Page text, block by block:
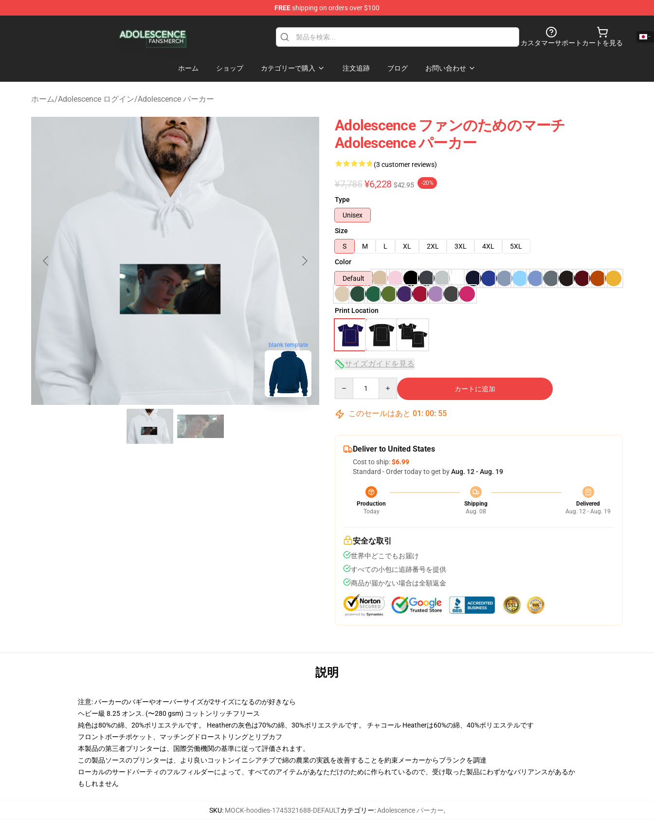
FREEshipping on orders over $100
カスタマーサポート カートを見る
ホーム ショップ カテゴリーで購入 注文追跡 ブログ お問い合わせ
ホーム/Adolescence ログイン/Adolescence パーカー
blank template
Adolescence ファンのためのマーチ
Adolescence パーカー
(3 customer reviews)
¥7,785 ¥6,228 $42.95 -20%
Type
Unisex
Size
S
M L XL 2XL 3XL 4XL
5XL
Color
Default
Print Location
サイズガイドを見る
カートに追加
このセールはあと 01 : 00: 54
Deliver to United States
Cost to ship:$6.99
Standard - Order today to get byAug. 12 - Aug. 19
Production
Today
Shipping
Aug. 08
Delivered
Aug. 12 - Aug. 19
安全な取引
世界中どこでもお届け
すべての小包に追跡番号を提供
商品が届かない場合は全額返金
説明
注意: パーカーのバギーやオーバーサイズが2サイズになるのが好きなら
ヘビー級 8.25 オンス. (〜280 gsm) コットンリッチフリース
純色は80%の綿、20%ポリエステルです。 Heatherの灰色は70%の綿、30%ポリエステルです。 チャコール Heatherは60%の綿、40%ポリエステルです
フロントポーチポケット、マッチングドローストリングとリブカフ
本製品の第三者プリンターは、国際労働機関の基準に従って評価されます。
この製品ソースのプリンターは、より良いコットンイニシアチブで綿の農業の実践を改善することを約束メーカーからブランクを調達
ローカルのサードパーティのフルフィルダーによって、すべてのアイテムがあなただけのために作られているので、受け取った製品にわずかなバリアンスがあるか
もしれません
SKU: MOCK-hoodies-1745321688-DEFAULTカテゴリー:Adolescence パーカー,